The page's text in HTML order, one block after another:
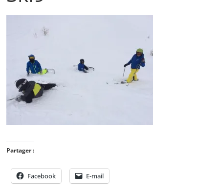
Partager :
Facebook E-mail